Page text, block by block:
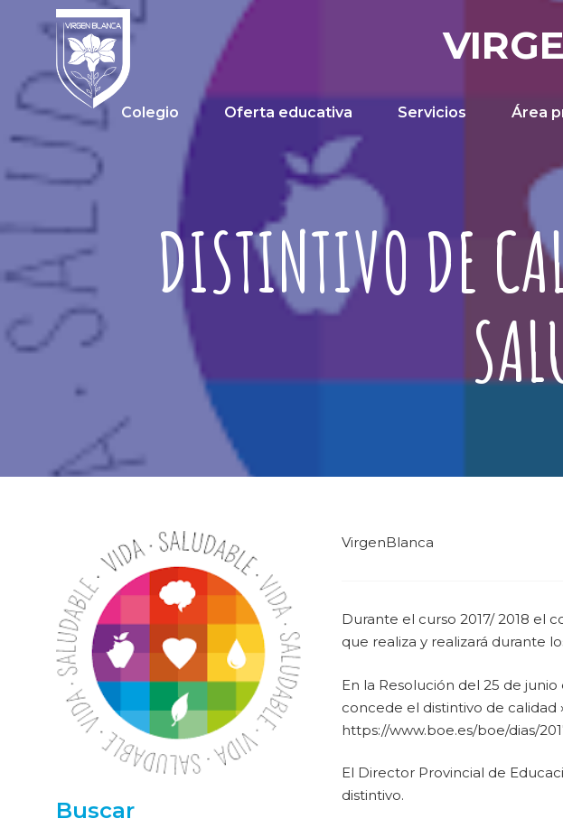
Colegio Oferta educativa Servicios Área
DISTINTIVO DE
Buscar
VirgenBlanca
Durante el curso 2017/ 2018 el
que realiza y realizará durante
En la Resolución del 25 de
concede el distintivo de calidad
https://www.boe.es/boe/dias/
El Director Provincial de
distintivo.